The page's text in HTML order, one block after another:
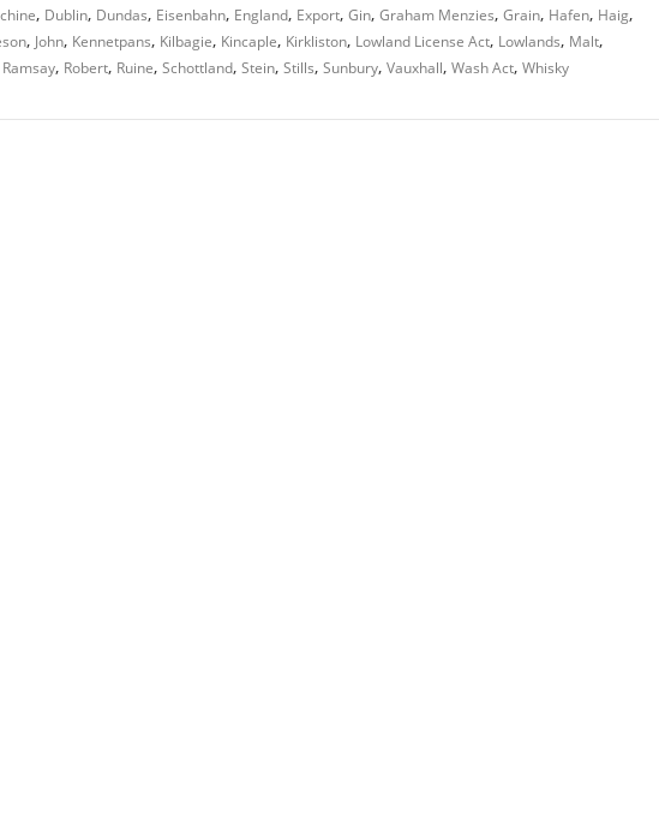
, Dublin, Dundas, Eisenbahn, England, Export, Gin, Graham Menzies, Grain, Hafen, Haig,
, John, Kennetpans, Kilbagie, Kincaple, Kirkliston, Lowland License Act, Lowlands, Malt,
Ramsay, Robert, Ruine, Schottland, Stein, Stills, Sunbury, Vauxhall, Wash Act, Whisky